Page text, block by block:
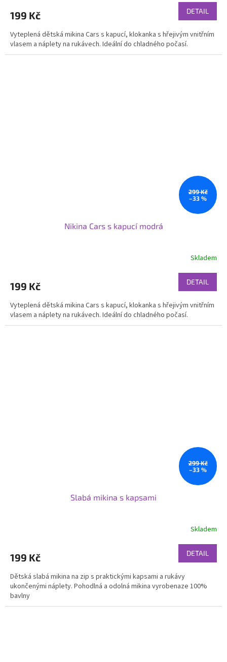
199 Kč DETAIL
Vyteplená dětská mikina Cars s kapucí, klokanka s hřejivým vnitřním
vlasem a náplety na rukávech. Ideální do chladného počasí.
299 Kč
–33 %
Nikina Cars s kapucí modrá
Skladem
199 Kč DETAIL
Vyteplená dětská mikina Cars s kapucí, klokanka s hřejivým vnitřním
vlasem a náplety na rukávech. Ideální do chladného počasí.
299 Kč
–33 %
Slabá mikina s kapsami
Skladem
199 Kč DETAIL
Dětská slabá mikina na zip s praktickými kapsami a rukávy
ukončenými náplety. Pohodlná a odolná mikina vyrobenaze 100%
bavlny